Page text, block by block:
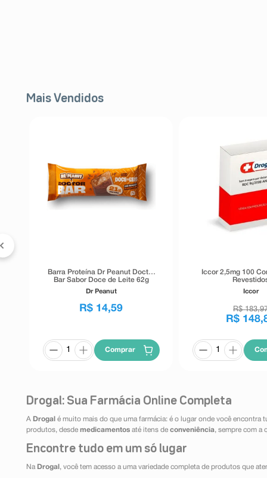
Mais Vendidos
Barra Proteína Dr Peanut Doctor
Bar Sabor Doce de Leite 62g
Dr Peanut
R$ 14,59
Comprar
Iccor 2,5mg 100
Iccor
R$ 183,
R$ 148,
Drogal: Sua Farmácia Online Completa
A Drogal é muito mais do que uma farmácia: é o lugar onde você encontra
produtos, desde medicamentos até itens de conveniência, sempre com a
Encontre tudo em um só lugar
Na Drogal , você tem acesso a uma variedade completa de produtos que